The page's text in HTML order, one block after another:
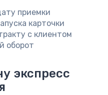
приемки
карточки
с клиентом
оборот
экспресс